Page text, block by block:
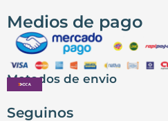
Medios de pago
Metodos de envio
Seguinos